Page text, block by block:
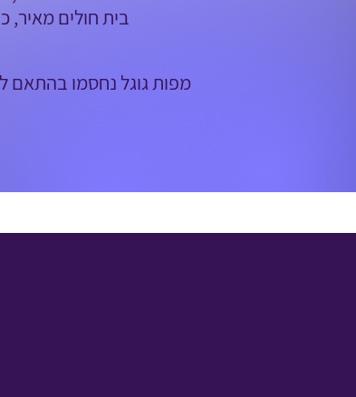
בית חולים מאיר,
מפות גוגל נחסמו בהתאם